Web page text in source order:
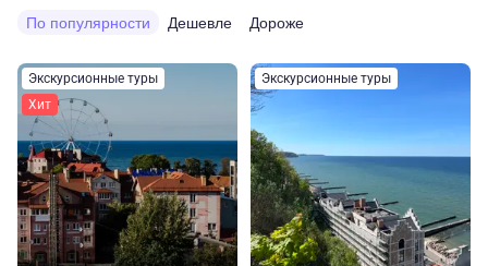
По популярности Дешевле Дороже
Экскурсионные туры
Хит
Экскурсионные туры